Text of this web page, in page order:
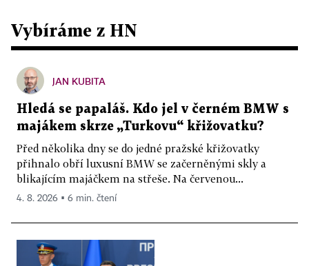
Vybíráme z HN
JAN KUBITA
Hledá se papaláš. Kdo jel v černém BMW s
majákem skrze „Turkovu“ křižovatku?
Před několika dny se do jedné pražské křižovatky
přihnalo obří luxusní BMW se začerněnými skly a
blikajícím majáčkem na střeše. Na červenou...
4. 8. 2026 ▪ 6 min. čtení